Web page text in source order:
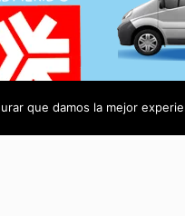
que damos la mejor
Servicio
Duval,